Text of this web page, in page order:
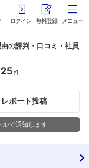
ログイン 無料登録 メニュー
の評判・口コミ・社員
件
レポート投稿
で通知します